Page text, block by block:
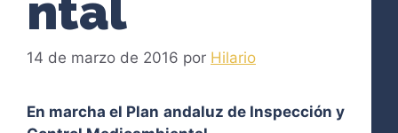
14 de marzo de 2016 por Hilario
En marcha el Plan andaluz de Inspección y